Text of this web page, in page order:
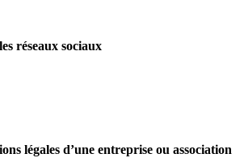
réseaux sociaux
légales d’une entreprise ou association